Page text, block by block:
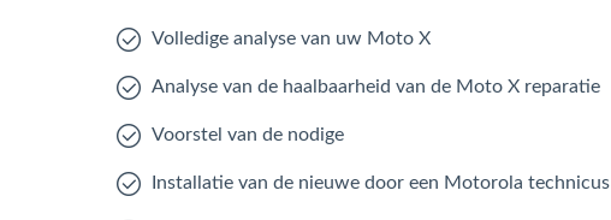
Volledige analyse van uw Moto X
Analyse van de haalbaarheid van de Moto X reparatie
Voorstel van de nodige
Installatie van de nieuwe door een Motorola technicus